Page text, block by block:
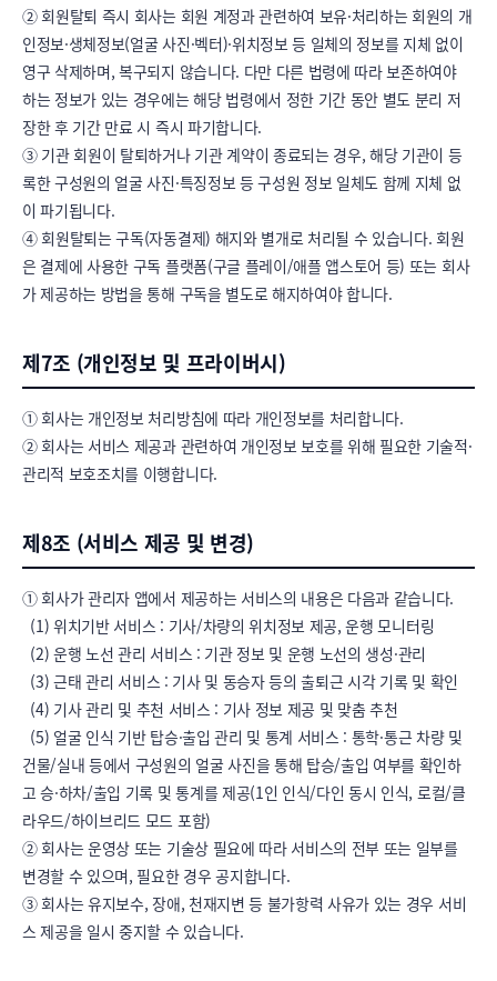
② 회원탈퇴 즉시 회사는 회원 계정과 관련하여 보유·처리하는 회원의 개
인정보·생체정보(얼굴 사진·벡터)·위치정보 등 일체의 정보를 지체 없이
영구 삭제하며, 복구되지 않습니다. 다만 다른 법령에 따라 보존하여야
하는 정보가 있는 경우에는 해당 법령에서 정한 기간 동안 별도 분리 저
장한 후 기간 만료 시 즉시 파기합니다.
③ 기관 회원이 탈퇴하거나 기관 계약이 종료되는 경우, 해당 기관이 등
록한 구성원의 얼굴 사진·특징정보 등 구성원 정보 일체도 함께 지체 없
이 파기됩니다.
④ 회원탈퇴는 구독(자동결제) 해지와 별개로 처리될 수 있습니다. 회원
은 결제에 사용한 구독 플랫폼(구글 플레이/애플 앱스토어 등) 또는 회사
가 제공하는 방법을 통해 구독을 별도로 해지하여야 합니다.
제7조 (개인정보 및 프라이버시)
① 회사는 개인정보 처리방침에 따라 개인정보를 처리합니다.
② 회사는 서비스 제공과 관련하여 개인정보 보호를 위해 필요한 기술적·
관리적 보호조치를 이행합니다.
제8조 (서비스 제공 및 변경)
① 회사가 관리자 앱에서 제공하는 서비스의 내용은 다음과 같습니다.
건물/실내 등에서 구성원의 얼굴 사진을 통해 탑승/출입 여부를 확인하
고 승·하차/출입 기록 및 통계를 제공(1인 인식/다인 동시 인식, 로컬/클
라우드/하이브리드 모드 포함)
② 회사는 운영상 또는 기술상 필요에 따라 서비스의 전부 또는 일부를
변경할 수 있으며, 필요한 경우 공지합니다.
③ 회사는 유지보수, 장애, 천재지변 등 불가항력 사유가 있는 경우 서비
스 제공을 일시 중지할 수 있습니다.